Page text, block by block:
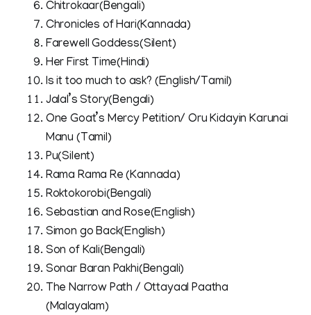
Chitrokaar(Bengali)
Chronicles of Hari(Kannada)
Farewell Goddess(Silent)
Her First Time(Hindi)
Is it too much to ask? (English/Tamil)
Jalal’s Story(Bengali)
One Goat’s Mercy Petition/ Oru Kidayin Karunai
Manu (Tamil)
Pu(Silent)
Rama Rama Re (Kannada)
Roktokorobi(Bengali)
Sebastian and Rose(English)
Simon go Back(English)
Son of Kali(Bengali)
Sonar Baran Pakhi(Bengali)
The Narrow Path / Ottayaal Paatha
(Malayalam)